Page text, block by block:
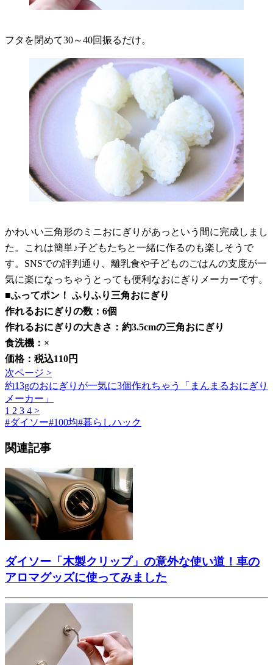
フタを閉めて30～40回振るだけ。
かわいい三角形のミニおにぎりがあっという間に完成しまし
た。これは簡単♪子どもたちと一緒に作るのも楽しそうで
す。SNSでの評判通り、離乳食や子どものごはんの支度が一
気に楽になっちゃうとっても便利なおにぎりメーカーです。
■ふってポン！ ふりふり三角おにぎり
作れるおにぎりの数：6個
作れるおにぎりの大きさ：約3.5cmの三角おにぎり
食洗機：×
価格：税込110円
次ページ >
約13gのおにぎりが一気に3個作れちゃう「まんまるおにぎり
メーカー」
1 2 3 4 >
#ダイソー#100均#暮らしハック
関連記事
ダイソー「木製クリップ」の意外な使い道！車の
アロマグッズに使ってみました